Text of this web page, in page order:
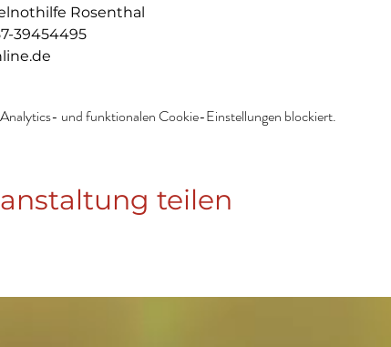
Rosenthal
39454495
und funktionalen Cookie-Einstellungen blockiert.
teilen